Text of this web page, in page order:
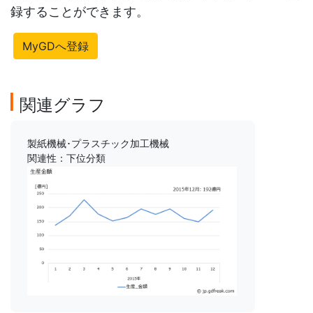
録することができます。
MyGDへ登録
関連グラフ
製紙機械･プラスチック加工機械
関連性：下位分類